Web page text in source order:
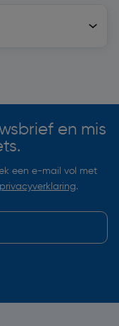
en mis
een e-mail vol met
privacyverklaring.